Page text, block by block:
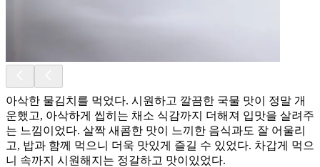
아삭한 물김치를 먹었다. 시원하고 깔끔한 국물 맛이 정말 개
운했고, 아삭하게 씹히는 채소 식감까지 더해져 입맛을 살려주
는 느낌이었다. 살짝 새콤한 맛이 느끼한 음식과도 잘 어울리
고, 밥과 함께 먹으니 더욱 맛있게 즐길 수 있었다. 차갑게 먹으
니 속까지 시원해지는 정갈하고 맛이있었다.